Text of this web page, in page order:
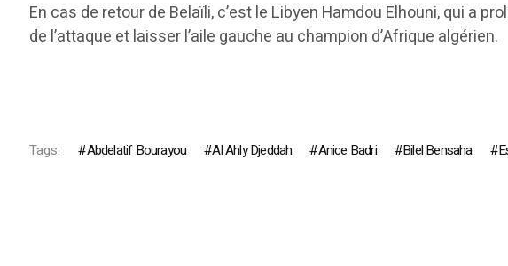
En cas de retour de Belaïli, c’est le Libyen Hamdou Elhouni, qui a
de l’attaque et laisser l’aile gauche au champion d’Afrique algérien.
Tags: Abdelatif Bourayou Al Ahly Djeddah Anice Badri Bilel Bensaha